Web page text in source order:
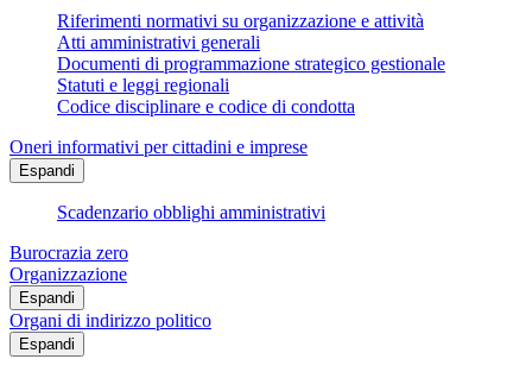
Riferimenti normativi su organizzazione e attività
Atti amministrativi generali
Documenti di programmazione strategico gestionale
Statuti e leggi regionali
Codice disciplinare e codice di condotta
Oneri informativi per cittadini e imprese
Espandi
Scadenzario obblighi amministrativi
Burocrazia zero
Organizzazione
Espandi
Organi di indirizzo politico
Espandi